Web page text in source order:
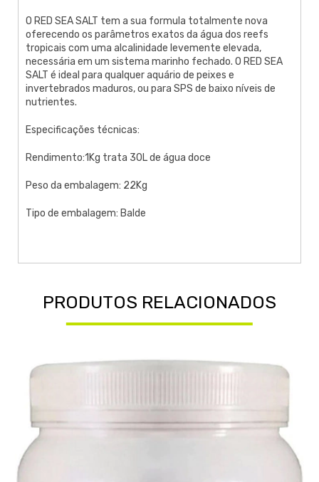
O RED SEA SALT tem a sua formula totalmente nova
oferecendo os parâmetros exatos da água dos reefs
tropicais com uma alcalinidade levemente elevada,
necessária em um sistema marinho fechado. O RED SEA
SALT é ideal para qualquer aquário de peixes e
invertebrados maduros, ou para SPS de baixo níveis de
nutrientes.
Especificações técnicas:
Rendimento:1Kg trata 30L de água doce
Peso da embalagem: 22Kg
Tipo de embalagem: Balde
PRODUTOS RELACIONADOS